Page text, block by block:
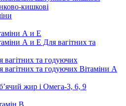
кишкові
А и E
А и E Для вагітних та
вагітних та годуючих
вагітних та годуючих Вітаміни А
жир і Омега-3, 6, 9
B